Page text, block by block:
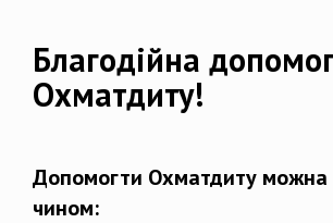
Благодійна
Охматдиту!
Допомогти Охматдиту можна
чином: